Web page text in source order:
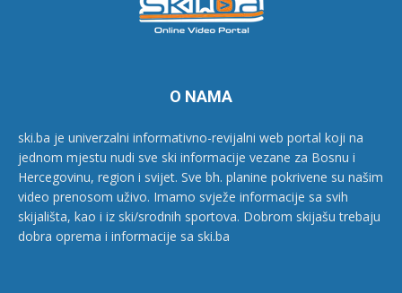
O NAMA
ski.ba je univerzalni informativno-revijalni web portal koji na
jednom mjestu nudi sve ski informacije vezane za Bosnu i
Hercegovinu, region i svijet. Sve bh. planine pokrivene su našim
video prenosom uživo. Imamo svježe informacije sa svih
skijališta, kao i iz ski/srodnih sportova. Dobrom skijašu trebaju
dobra oprema i informacije sa ski.ba